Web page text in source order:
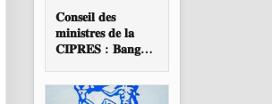
𝐂𝐨𝐧𝐬𝐞𝐢𝐥 𝐝𝐞𝐬
𝐦𝐢𝐧𝐢𝐬𝐭𝐫𝐞𝐬 𝐝𝐞 𝐥𝐚
𝐂𝐈𝐏𝐑𝐄𝐒 : 𝐁𝐚𝐧𝐠𝐮𝐢
𝐬𝐞𝐬𝐬𝐢𝐨𝐧 𝐨𝐫𝐝𝐢𝐧𝐚𝐢𝐫𝐞